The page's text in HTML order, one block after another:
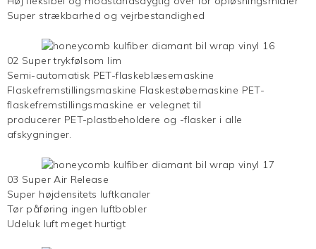
Super strækbarhed og vejrbestandighed
02 Super trykfølsom lim
Semi-automatisk PET-flaskeblæsemaskine
Flaskefremstillingsmaskine Flaskestøbemaskine PET-
flaskefremstillingsmaskine er velegnet til
producerer PET-plastbeholdere og -flasker i alle
afskygninger.
03 Super Air Release
Super højdensitets luftkanaler
Tør påføring ingen luftbobler
Udeluk luft meget hurtigt